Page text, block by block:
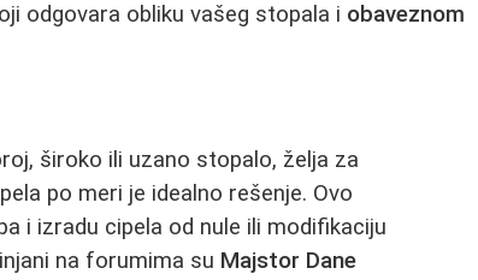
odgovara obliku vašeg stopala i obaveznom
široko ili uzano stopalo, želja za
po meri je idealno rešenje. Ovo
i izradu cipela od nule ili modifikaciju
na forumima su Majstor Dane